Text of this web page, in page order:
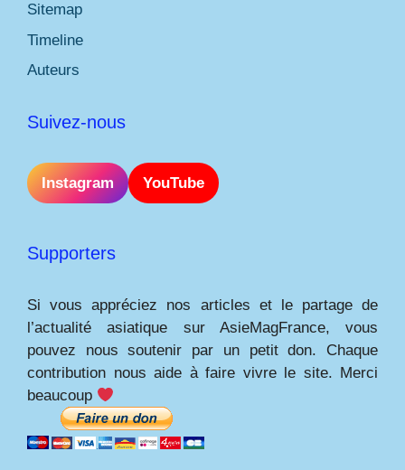
Sitemap
Timeline
Auteurs
Suivez-nous
Instagram YouTube
Supporters
Si vous appréciez nos articles et le partage de
l’actualité asiatique sur AsieMagFrance, vous
pouvez nous soutenir par un petit don. Chaque
contribution nous aide à faire vivre le site. Merci
beaucoup